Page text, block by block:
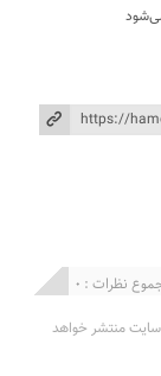
نظرات : 0
منتشر خواهد